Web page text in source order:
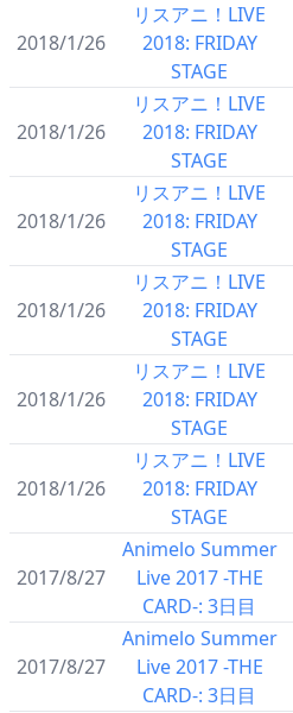
2018/1/26
リスアニ！LIVE
2018: FRIDAY
STAGE
2018/1/26
リスアニ！LIVE
2018: FRIDAY
STAGE
2018/1/26
リスアニ！LIVE
2018: FRIDAY
STAGE
2018/1/26
リスアニ！LIVE
2018: FRIDAY
STAGE
2018/1/26
リスアニ！LIVE
2018: FRIDAY
STAGE
2018/1/26
リスアニ！LIVE
2018: FRIDAY
STAGE
2017/8/27
Animelo Summer
Live 2017 -THE
CARD-: 3日目
2017/8/27
Animelo Summer
Live 2017 -THE
CARD-: 3日目